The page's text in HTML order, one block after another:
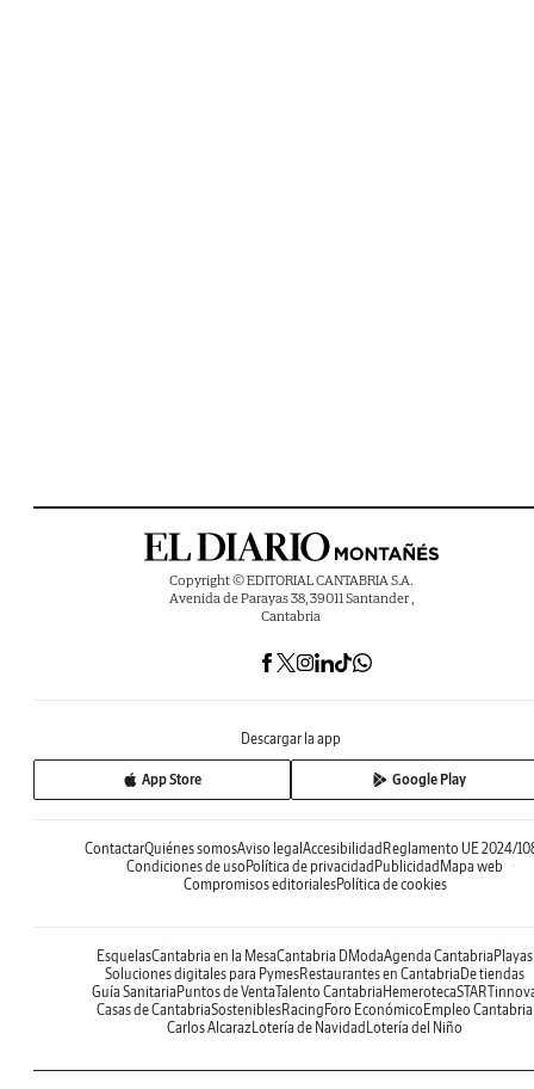
Copyright © EDITORIAL CANTABRIA S.A.
Avenida de Parayas 38, 39011 Santander ,
Cantabria
Descargar la app
App Store Google Play
ContactarQuiénes somosAviso legalAccesibilidadReglamento UE 2024/
Condiciones de usoPolítica de privacidadPublicidadMapa web
Compromisos editorialesPolítica de cookies
EsquelasCantabria en la MesaCantabria DModaAgenda CantabriaPlayas
Soluciones digitales para PymesRestaurantes en CantabriaDe tiendas
Guía SanitariaPuntos de VentaTalento CantabriaHemeroteca
Casas de CantabriaSosteniblesRacingForo EconómicoEmpleo Cantabria
Carlos AlcarazLotería de NavidadLotería del Niño